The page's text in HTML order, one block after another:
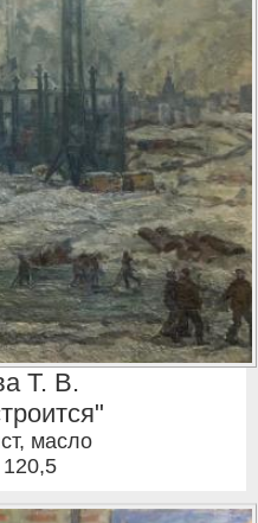
Т. В.
масло